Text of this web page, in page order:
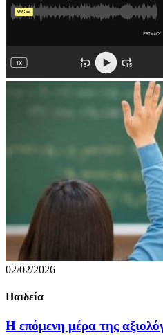
02/02/2026
Παιδεία
Η επόμενη μέρα της